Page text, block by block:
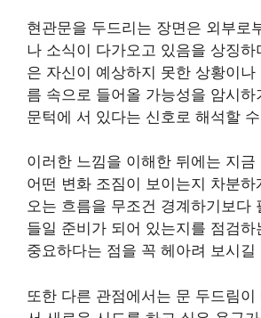
현관문을 두드리는 장면은 외부로
나 소식이 다가오고 있음을 상징하
은 자신이 예상하지 못한 상황이나
름 속으로 들어올 가능성을 암시하
문턱에 서 있다는 신호로 해석할
이러한 느낌을 이해한 뒤에는 지금
어떤 변화 조짐이 보이는지 차분
오는 흐름을 무조건 경계하기보다
들일 준비가 되어 있는지를 점검하
중요하다는 점을 꼭 헤아려 보시길
또한 다른 관점에서는 문 두드림이